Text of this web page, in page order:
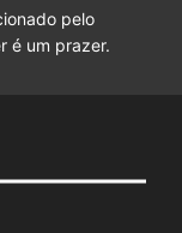
pelo
é um prazer.